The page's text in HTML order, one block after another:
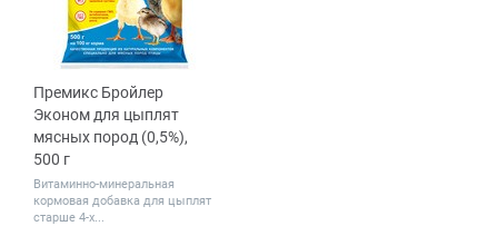
Премикс Бройлер
Эконом для цыплят
мясных пород (0,5%),
500 г
Витаминно-минеральная
кормовая добавка для цыплят
старше 4-х...